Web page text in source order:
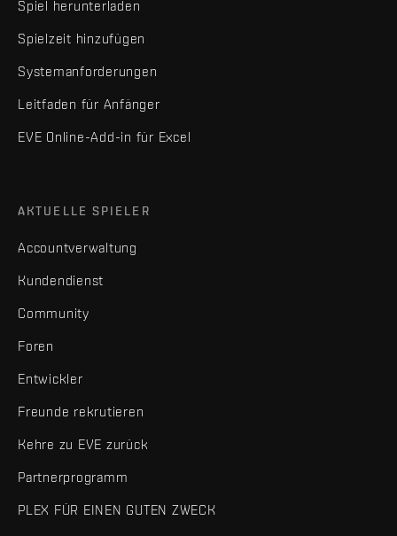
Spiel herunterladen
Spielzeit hinzufügen
Systemanforderungen
Leitfaden für Anfänger
EVE Online-Add-in für Excel
AKTUELLE SPIELER
Accountverwaltung
Kundendienst
Community
Foren
Entwickler
Freunde rekrutieren
Kehre zu EVE zurück
Partnerprogramm
PLEX FÜR EINEN GUTEN ZWECK